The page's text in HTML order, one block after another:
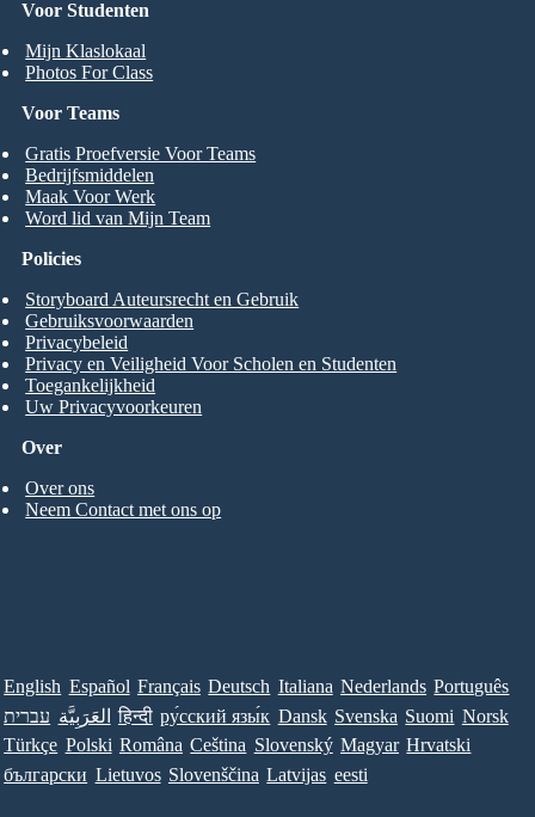
Voor Studenten
Mijn Klaslokaal
Photos For Class
Voor Teams
Gratis Proefversie Voor Teams
Bedrijfsmiddelen
Maak Voor Werk
Word lid van Mijn Team
Over
Over ons
Neem Contact met ons op
Policies
Storyboard Auteursrecht en Gebruik
Gebruiksvoorwaarden
Privacybeleid
Privacy en Veiligheid Voor Scholen en Studenten
Toegankelijkheid
Uw Privacyvoorkeuren
English Español Français Deutsch Italiana Nederlands Português
עברית العَرَبِيَّة हिन्दी ру́сский язы́к Dansk Svenska Suomi Norsk
Türkçe Polski Româna Ceština Slovenský Magyar Hrvatski
български Lietuvos Slovenščina Latvijas eesti